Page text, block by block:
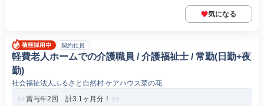
気になる
契約社員
軽費老人ホームでの介護職員 / 介護福祉士 / 常勤(日勤+夜
勤)
社会福祉法人ふるさと自然村 ケアハウス菜の花
賞与年2回 計3.1ヶ月分！